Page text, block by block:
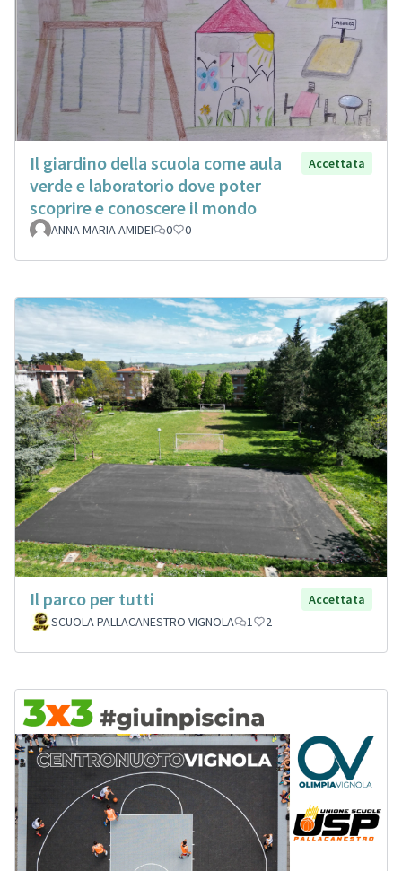
Il giardino della scuola come aula
verde e laboratorio dove poter
scoprire e conoscere il mondo
Accettata
ANNA MARIA AMIDEI 0 0
Il parco per tutti
Accettata
SCUOLA PALLACANESTRO VIGNOLA
1 2